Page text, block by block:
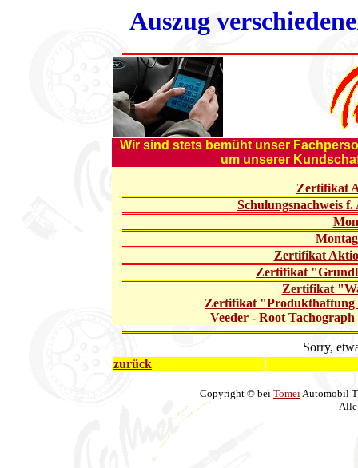
Auszug
Wir sind stets bemüht unser
um unserer
Zertifikat
Schulungsnachweis
Zertifikat
Zertifikat
Zertifikat
Zertifikat "Produkthaftung
Veeder - Root
Sorry,
zurück
Copyright © bei TomeiAutomobil
Alle